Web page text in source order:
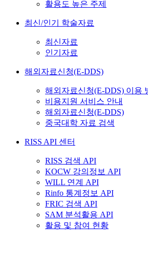
활용도 높은 주제
최신/인기 학술자료
최신자료
인기자료
해외자료신청(E-DDS)
해외자료신청(E-DDS) 이용
비용지원 서비스 안내
해외자료신청(E-DDS)
중국대학 자료 검색
RISS API 센터
RISS 검색 API
KOCW 강의정보 API
WILL 연계 API
Rinfo 통계정보 API
FRIC 검색 API
SAM 분석활용 API
활용 및 참여 현황